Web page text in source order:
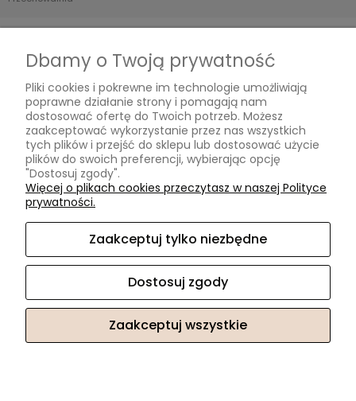
Formy płatności
Czas i koszty dostawy
Czas realizacji zamówienia
Informacje
O nas
Kontakt
Dbamy o Twoją prywatność
Pliki cookies i pokrewne im technologie umożliwiają
poprawne działanie strony i pomagają nam
dostosować ofertę do Twoich potrzeb. Możesz
zaakceptować wykorzystanie przez nas wszystkich
tych plików i przejść do sklepu lub dostosować użycie
plików do swoich preferencji, wybierając opcję
"Dostosuj zgody".
Więcej o plikach cookies przeczytasz w naszej Polityce
prywatności.
Zaakceptuj tylko niezbędne
Dostosuj zgody
Zaakceptuj wszystkie